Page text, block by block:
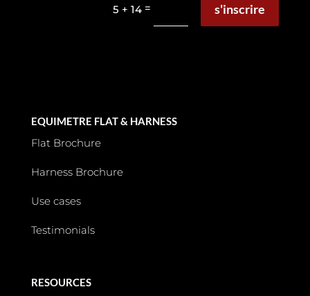
5 + 14 = s'inscrire
EQUIMETRE FLAT & HARNESS
Flat Brochure
Harness Brochure
Use cases
Testimonials
RESOURCES